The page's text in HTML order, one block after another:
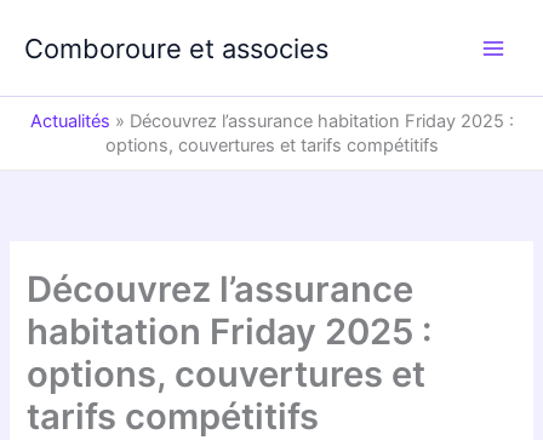
Comboroure et associes
Actualités » Découvrez l’assurance habitation Friday 2025 :
options, couvertures et tarifs compétitifs
Découvrez l’assurance
habitation Friday 2025 :
options, couvertures et
tarifs compétitifs